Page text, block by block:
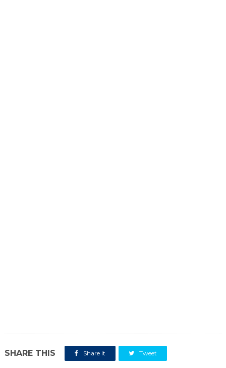
SHARE THIS Share it Tweet